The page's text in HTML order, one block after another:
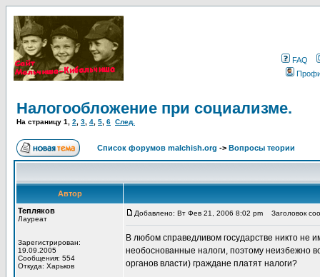
FAQ
Налогообложение при социализме.
На страницу 1 2 3 4 5 6 След.
Список форумов malchish.org -> Вопросы теории
Автор
Тепляков
Лауреат
Зарегистрирован:
19.09.2005
Сообщения: 554
Откуда: Харьков
Добавлено: Вт Фев 21, 2006 8:02 pm Заголовок
В любом справедливом государстве никто не
необоснованные налоги, поэтому неизбежно
органов власти) граждане платят налоги?